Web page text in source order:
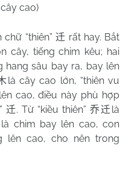
cao)
“thiên” 迁 rất hay. Bắt
cây, tiếng chim kêu; hai
hang sâu bay ra, bay lên
là cây cao lớn, “thiên vu
cao, điều này phù hợp
迁. Từ “kiều thiên”乔迁là
là chim bay lên cao, con
lên cao, cho nên trong